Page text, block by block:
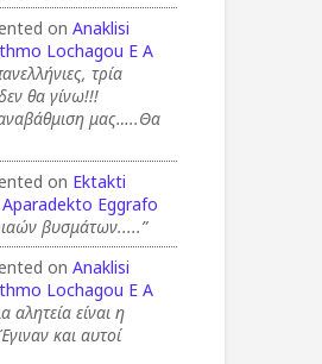
onAnaklisi
Lochagou E A
τρία
θα γίνω!!!
μας…..Θα
on Ektakti
Eggrafo
βυσμάτων.....”
onAnaklisi
Lochagou E A
αλητεία είναι η
και αυτοί